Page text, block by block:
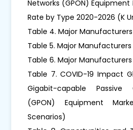
Networks (GPON)
Rate by Type 2020-2026 (K
Table 4. Major
Table 5. Major Manufacturers
Table 6. Major Manufacturers
Table 7. COVID-19 Impact
Gigabit-capable Passive
(GPON) Equipment
Scenarios)